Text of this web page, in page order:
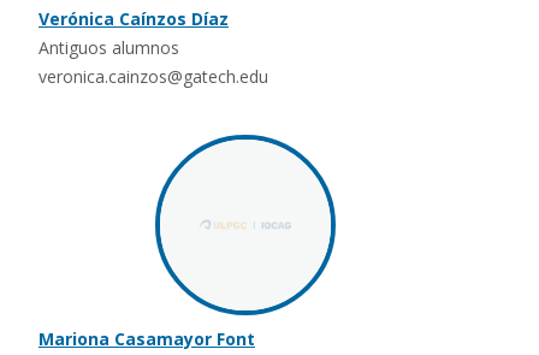
Verónica Caínzos Díaz
Antiguos alumnos
veronica.cainzos@gatech.edu
Mariona Casamayor Font